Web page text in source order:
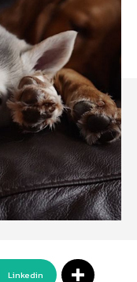
Linkedin